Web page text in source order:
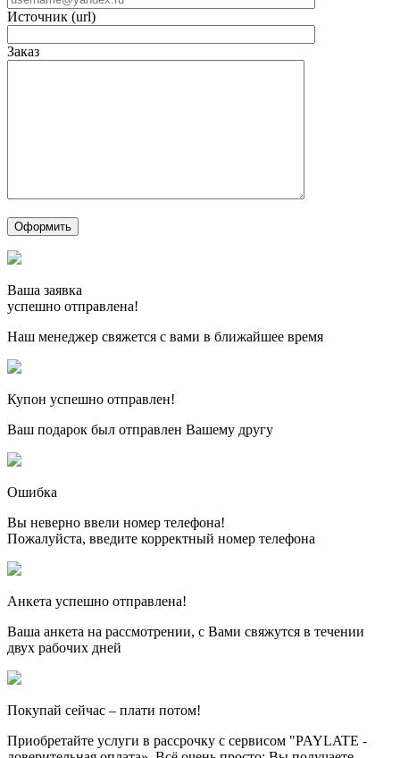
Источник (url)
Заказ
Ваша заявка
успешно отправлена!
Наш менеджер свяжется с вами в ближайшее время
Купон успешно отправлен!
Ваш подарок был отправлен Вашему другу
Ошибка
Вы неверно ввели номер телефона!
Пожалуйста, введите корректный номер телефона
Анкета успешно отправлена!
Ваша анкета на рассмотрении, с Вами свяжутся в течении
двух рабочих дней
Покупай сейчас – плати потом!
Приобретайте услуги в рассрочку с сервисом "PAYLATE -